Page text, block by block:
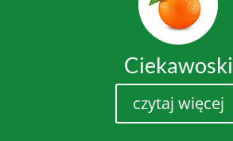
Ciekawoski
czytaj więcej